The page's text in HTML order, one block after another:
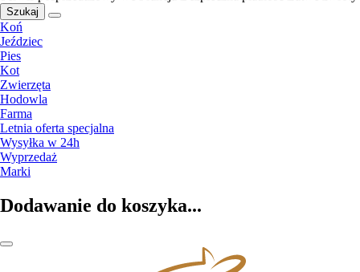
Szukaj
Koń
Jeździec
Pies
Kot
Zwierzęta
Hodowla
Farma
Letnia oferta specjalna
Wysyłka w 24h
Wyprzedaż
Marki
Dodawanie do koszyka...